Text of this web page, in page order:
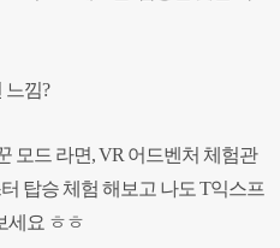
느낌?
모드 라면, VR 어드벤처 체험관
탑승 체험 해보고 나도 T익스프
세요 ㅎㅎ